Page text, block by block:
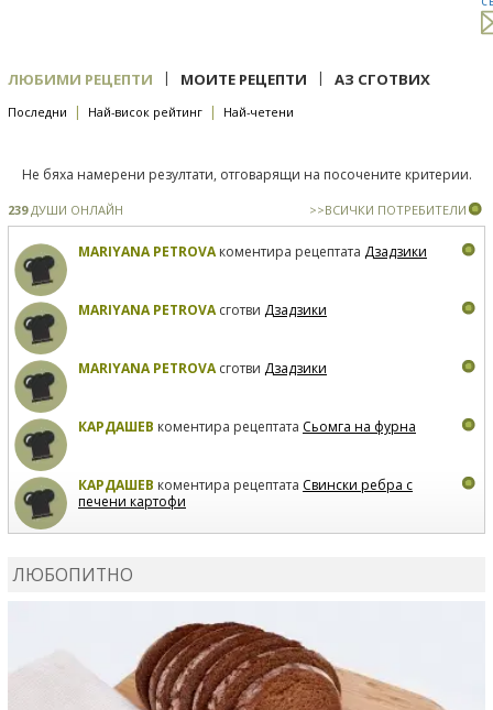
ЛЮБИМИ РЕЦЕПТИ | МОИТЕ РЕЦЕПТИ | АЗ СГОТВИХ
Последни | Най-висок рейтинг | Най-четени
Не бяха намерени резултати, отговарящи на посочените критерии.
239ДУШИ ОНЛАЙН >>ВСИЧКИ ПОТРЕБИТЕЛИ
MARIYANA PETROVAкоментира рецептата Дзадзики
MARIYANA PETROVAсготви Дзадзики
MARIYANA PETROVAсготви Дзадзики
КАРДАШЕВ коментира рецептата Сьомга на фурна
КАРДАШЕВ коментира рецептата Свински ребра с
печени картофи
ЛЮБОПИТНО